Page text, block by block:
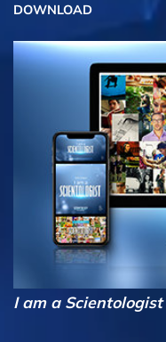
DOWNLOAD
I am a Scientologist